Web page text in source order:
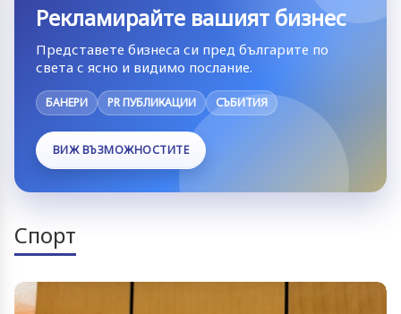
Рекламирайте вашият бизнес
Представете бизнеса си пред българите по
света с ясно и видимо послание.
БАНЕРИ PR ПУБЛИКАЦИИ СЪБИТИЯ
ВИЖ ВЪЗМОЖНОСТИТЕ
Спорт